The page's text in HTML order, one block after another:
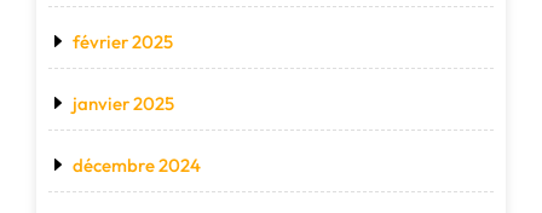
février 2025
janvier 2025
décembre 2024